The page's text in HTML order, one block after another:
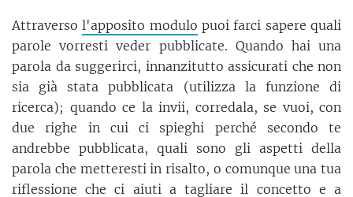
Attraversol'apposito modulo puoi farci sapere quali
parole vorresti veder pubblicate. Quando hai una
parola da suggerirci, innanzitutto assicurati che non
sia già stata pubblicata (utilizza la funzione di
ricerca); quando ce la invii, corredala, se vuoi, con
due righe in cui ci spieghi perché secondo te
andrebbe pubblicata, quali sono gli aspetti della
parola che metteresti in risalto, o comunque una tua
riflessione che ci aiuti a tagliare il concetto e a